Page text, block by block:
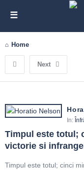
Home
Next
In:
Timpul este totul;
victorie si
Timpul este totul; cinci